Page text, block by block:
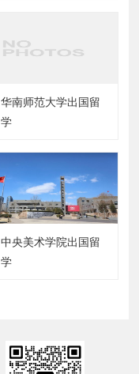
华南师范大学出国留
学
中央美术学院出国留
学